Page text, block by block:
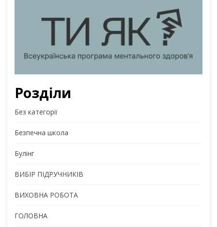
Розділи
Без категорії
Безпечна школа
Булінг
ВИБІР ПІДРУЧНИКІВ
ВИХОВНА РОБОТА
ГОЛОВНА